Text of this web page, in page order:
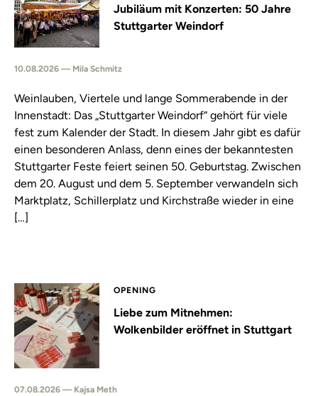
Jubiläum mit Konzerten: 50 Jahre
Stuttgarter Weindorf
10.08.2026 — Mila Schmitz
Weinlauben, Viertele und lange Sommerabende in der
Innenstadt: Das „Stuttgarter Weindorf“ gehört für viele
fest zum Kalender der Stadt. In diesem Jahr gibt es dafür
einen besonderen Anlass, denn eines der bekanntesten
Stuttgarter Feste feiert seinen 50. Geburtstag. Zwischen
dem 20. August und dem 5. September verwandeln sich
Marktplatz, Schillerplatz und Kirchstraße wieder in eine
[…]
OPENING
Liebe zum Mitnehmen:
Wolkenbilder eröffnet in Stuttgart
07.08.2026 — Kajsa Meth